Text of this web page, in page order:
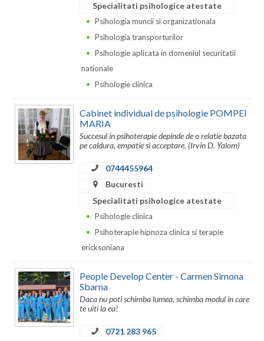
Maramures
Mehedinti
Mures
Satu-Mare
Sibiu
Suceava
Specialitati psihologice atestate
Psihologia muncii si organizationala
Psihologia transporturilor
Psihologie aplicata in domeniul securitatii
nationale
Psihologie clinica
Cabinet individual de psihologie POMPEI
MARIA
Succesul in psihoterapie depinde de o relatie bazata
pe caldura, empatie si acceptare. (Irvin D. Yalom)
0744455964
Bucuresti
Specialitati psihologice atestate
Psihologie clinica
Psihoterapie hipnoza clinica si terapie
ericksoniana
People Develop Center - Carmen Simona
Sbarna
Daca nu poti schimba lumea, schimba modul in care
te uiti la ea!
0721 283 965